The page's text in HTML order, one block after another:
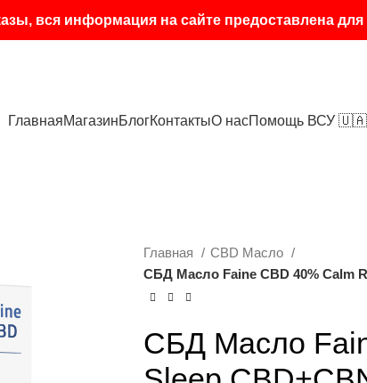
вся информация на сайте предоставлена
ГлавнаяМагазинБлогКонтактыО насПомощь ВСУ 🇺🇦
Главная
CBD Масло
СБД Масло Faine CBD 40% Calm
СБД Масло